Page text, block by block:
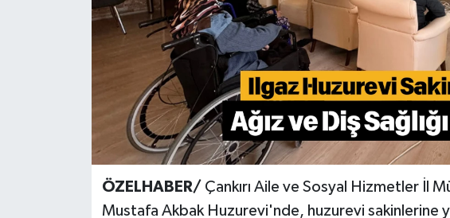
ÖZELHABER/ Çankırı Aile ve Sosyal Hizmetler İl
Mustafa Akbak Huzurevi'nde, huzurevi sakinlerine
SİYASET
VİZYONDAKİLER